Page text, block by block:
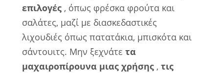
επιλογές , όπως φρέσκα φρούτα και
σαλάτες, μαζί με διασκεδαστικές
λιχουδιές όπως πατατάκια, μπισκότα και
σάντουιτς. Μην ξεχνάτε τα
μαχαιροπίρουνα μιας χρήσης , τις